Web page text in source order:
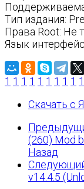
Тип издания:
Права Root: Не
Язык
1 1 1 1 1 1 1 1 1 1
Скачать с
(260) Mod
Назад
v14.4.5